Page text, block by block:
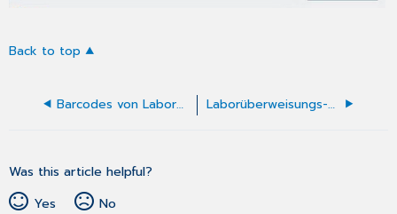
Back to top
Barcodes von Laborüberweisungen scannen Laborüberweisungs-SCAN
Was this article helpful?
Yes
No